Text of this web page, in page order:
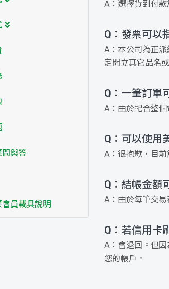
問與答
員載具說明
A：選擇貨到付
Q：發票可以
A：本公司為正
定開立其它品名
Q：一筆訂單
A：由於配合整
Q：可以使用
A：很抱歉，目前
Q：結帳金額
A：由於每筆交
Q：若信用卡
A：會退回。但
您的帳戶。